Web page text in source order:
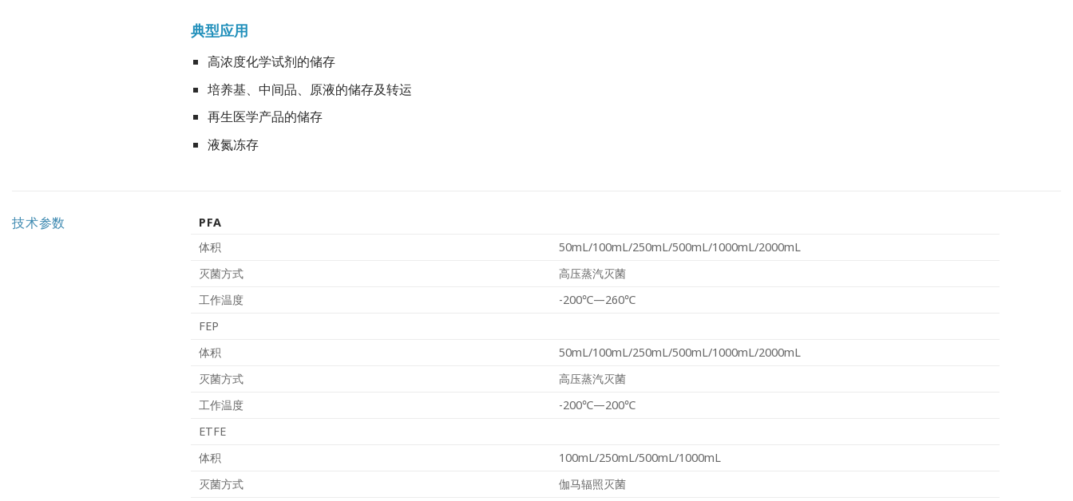
典型应用
高浓度化学试剂的储存
培养基、中间品、原液的储存及转运
再生医学产品的储存
液氮冻存
技术参数
PFA
体积
50mL/100mL/250mL/500mL/1000mL/2000mL
灭菌方式
高压蒸汽灭菌
工作温度
-200℃—260℃
FEP
体积
50mL/100mL/250mL/500mL/1000mL/2000mL
灭菌方式
高压蒸汽灭菌
工作温度
-200℃—200℃
ETFE
体积
100mL/250mL/500mL/1000mL
灭菌方式
伽马辐照灭菌